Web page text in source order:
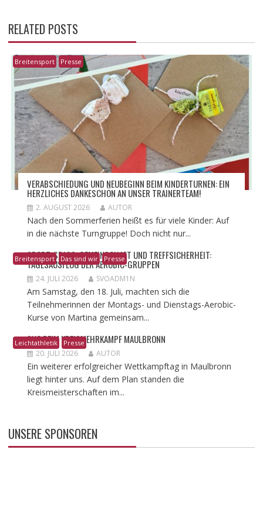
RELATED POSTS
Breitensport Presse
VERABSCHIEDUNG UND NEUBEGINN BEIM KINDERTURNEN: EIN
HERZLICHES DANKESCHÖN AN UNSER TRAINERTEAM!
2. AUGUST 2026 AUTOR
Nach den Sommerferien heißt es für viele Kinder: Auf
in die nächste Turngruppe! Doch nicht nur...
Breitensport Das sind wir Presse
​SPORT, SPASS, GEMEINSCHAFT UND TREFFSICHERHEIT: T
AGESAUSFLUG DER AEROBIC-GRUPPEN
24. JULI 2026 SVOADM1N
Am Samstag, den 18. Juli, machten sich die
Teilnehmerinnen der Montags- und Dienstags-Aerobic-
Kurse von Martina gemeinsam...
Leichtathletik Presse
SVO BEIM KREISMEHRKAMPF MAULBRONN
20. JULI 2026 AUTOR
Ein weiterer erfolgreicher Wettkampftag in Maulbronn
liegt hinter uns. Auf dem Plan standen die
Kreismeisterschaften im...
UNSERE SPONSOREN